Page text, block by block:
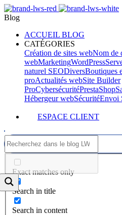
Blog
ACCUEIL BLOG
CATÉGORIES
Création de sites webNom de
webMarketingWordPress
naturel SEODiversBoutiques
proActualités webSite Builder
ProCybersécuritéPrestaShop
Hébergeur webSécuritéEnvoi
ESPACE CLIENT
Exact matches only
Search in title
Search in content